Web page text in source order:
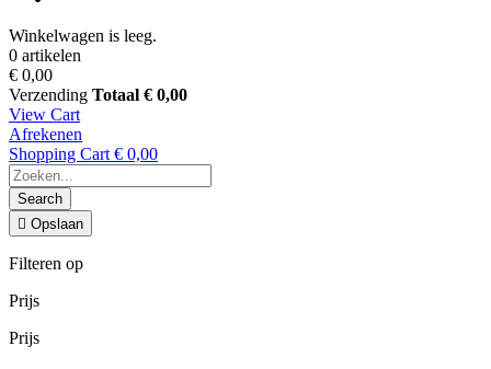
Winkelwagen is leeg.
0 artikelen
€ 0,00
Verzending Totaal € 0,00
View Cart
Afrekenen
Shopping Cart € 0,00
Search
 Opslaan
Filteren op
Prijs
Prijs